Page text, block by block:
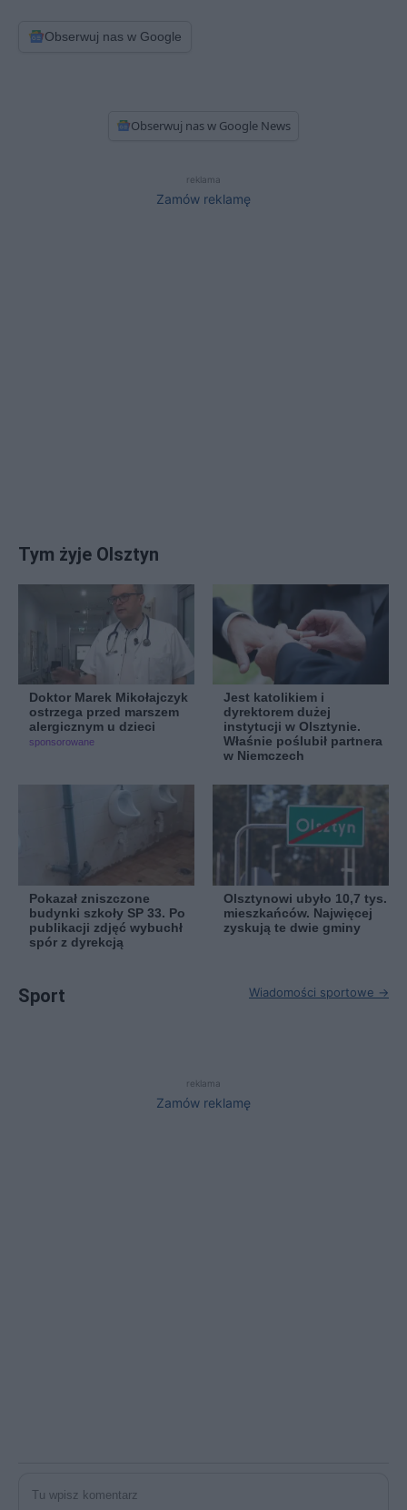
Obserwuj nas w Google
Obserwuj nas w Google News
reklama
Zamów reklamę
Tym żyje Olsztyn
Doktor Marek Mikołajczyk
ostrzega przed marszem
alergicznym u dzieci
sponsorowane
Jest katolikiem i
dyrektorem dużej
instytucji w Olsztynie.
Właśnie poślubił partnera
w Niemczech
Pokazał zniszczone
budynki szkoły SP 33. Po
publikacji zdjęć wybuchł
spór z dyrekcją
Olsztynowi ubyło 10,7 tys.
mieszkańców. Najwięcej
zyskują te dwie gminy
Sport Wiadomości sportowe →
reklama
Zamów reklamę